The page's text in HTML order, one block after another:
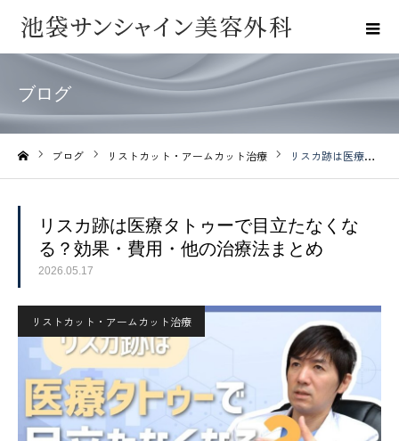
ブログ
ブログ リストカット・アームカット治療 リスカ跡は医療タトゥーで目立たなくなる？効果・費用・他の治療法まとめ
リスカ跡は医療タトゥーで目立たなくな
る？効果・費用・他の治療法まとめ
2026.05.17
リストカット・アームカット治療